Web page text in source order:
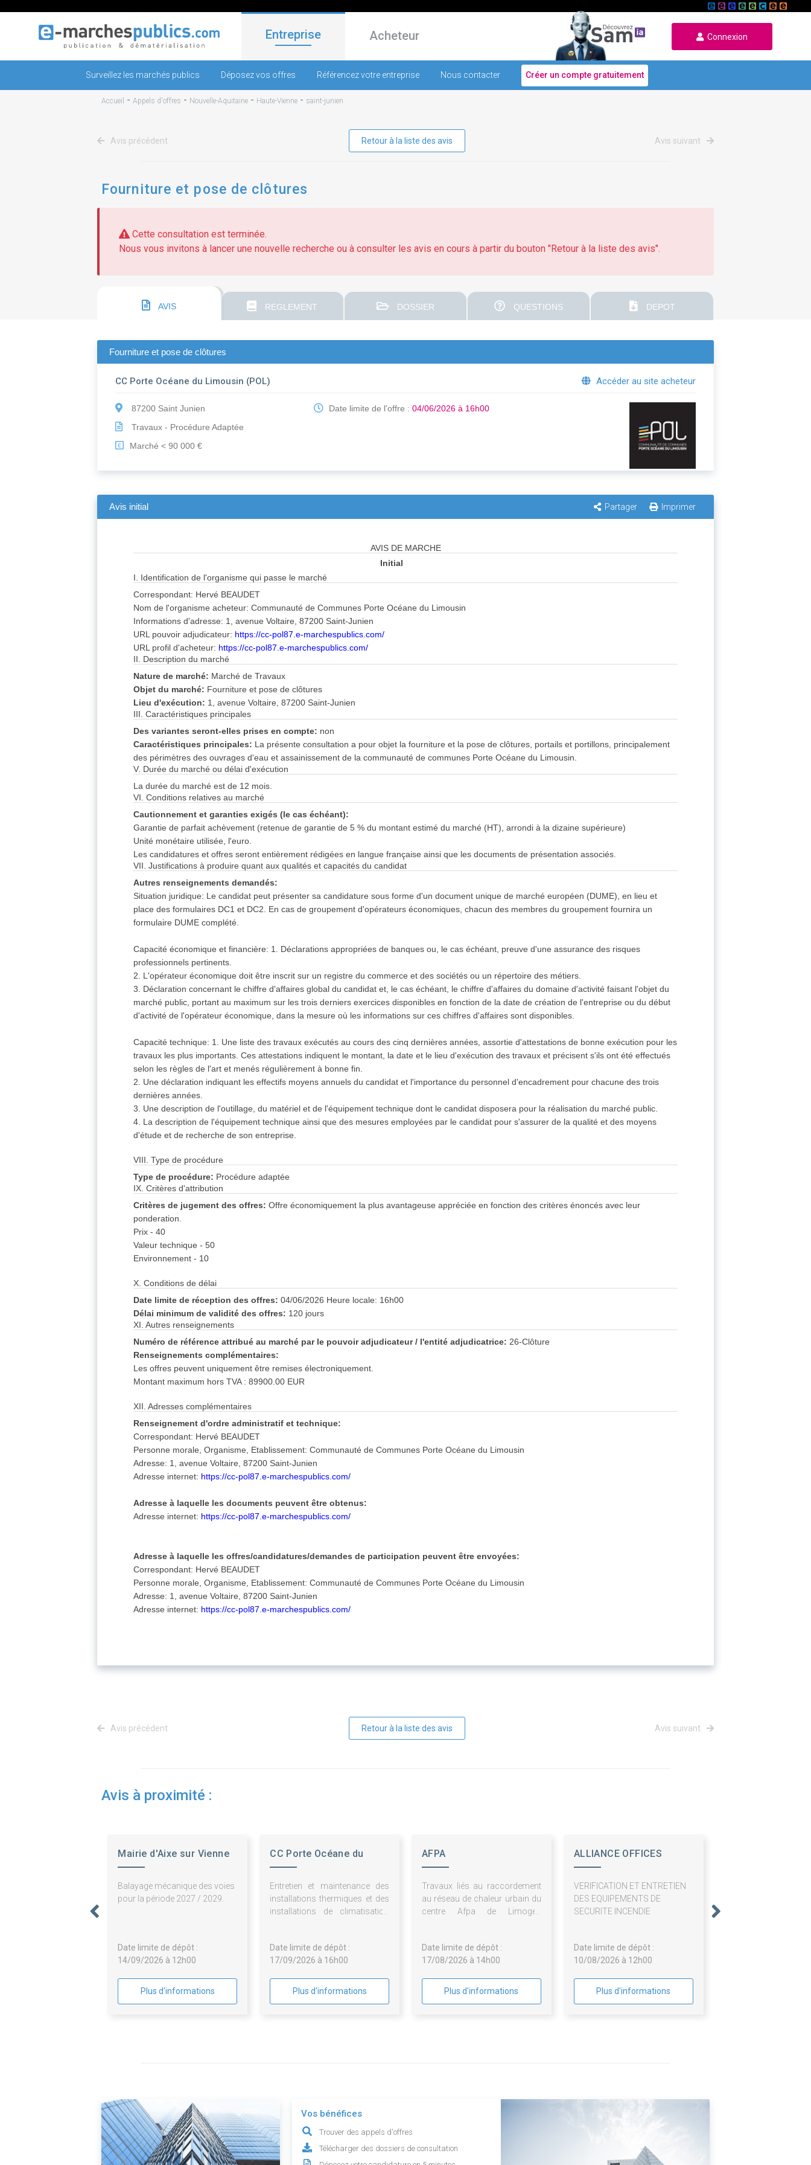
Entreprise Acheteur Connexion
Surveillez les marchés publics Déposez vos offres Référencez votre entreprise Nous contacter Créer un compte gratuitement
Accueil - Appels d'offres - Nouvelle-Aquitaine - Haute-Vienne - saint-junien
Avis précédent Retour à la liste des avis Avis suivant
Fourniture et pose de clôtures
Cette consultation est terminée.
Nous vous invitons à lancer une nouvelle recherche ou à consulter les avis en cours à partir du bouton "Retour à la liste des avis".
AVIS REGLEMENT DOSSIER QUESTIONS DEPOT
Fourniture et pose de clôtures
CC Porte Océane du Limousin (POL) Accéder au site acheteur
87200 Saint Junien
Travaux - Procédure Adaptée
€ Marché < 90 000 €
Date limite de l'offre :04/06/2026 à 16h00
Avis initial Partager Imprimer
AVIS DE MARCHE
Initial
I. Identification de l'organisme qui passe le marché
Correspondant: Hervé BEAUDET
Nom de l'organisme acheteur: Communauté de Communes Porte Océane du Limousin
Informations d'adresse: 1, avenue Voltaire, 87200 Saint-Junien
URL pouvoir adjudicateur: https://cc-pol87.e-marchespublics.com/
URL profil d'acheteur: https://cc-pol87.e-marchespublics.com/
II. Description du marché
Nature de marché: Marché de Travaux
Objet du marché: Fourniture et pose de clôtures
Lieu d'exécution: 1, avenue Voltaire, 87200 Saint-Junien
III. Caractéristiques principales
Des variantes seront-elles prises en compte: non
Caractéristiques principales: La présente consultation a pour objet la fourniture et la pose de clôtures, portails et portillons, principalement
des périmètres des ouvrages d'eau et assainissement de la communauté de communes Porte Océane du Limousin.
V. Durée du marché ou délai d'exécution
La durée du marché est de 12 mois.
VI. Conditions relatives au marché
Cautionnement et garanties exigés (le cas échéant):
Garantie de parfait achèvement (retenue de garantie de 5 % du montant estimé du marché (HT), arrondi à la dizaine supérieure)
Unité monétaire utilisée, l'euro.
Les candidatures et offres seront entièrement rédigées en langue française ainsi que les documents de présentation associés.
VII. Justifications à produire quant aux qualités et capacités du candidat
Autres renseignements demandés:
Situation juridique: Le candidat peut présenter sa candidature sous forme d'un document unique de marché européen (DUME), en lieu et
place des formulaires DC1 et DC2. En cas de groupement d'opérateurs économiques, chacun des membres du groupement fournira un
formulaire DUME complété.
Capacité économique et financière: 1. Déclarations appropriées de banques ou, le cas échéant, preuve d'une assurance des risques
professionnels pertinents.
2. L'opérateur économique doit être inscrit sur un registre du commerce et des sociétés ou un répertoire des métiers.
3. Déclaration concernant le chiffre d'affaires global du candidat et, le cas échéant, le chiffre d'affaires du domaine d'activité faisant l'objet du
marché public, portant au maximum sur les trois derniers exercices disponibles en fonction de la date de création de l'entreprise ou du début
d'activité de l'opérateur économique, dans la mesure où les informations sur ces chiffres d'affaires sont disponibles.
Capacité technique: 1. Une liste des travaux exécutés au cours des cinq dernières années, assortie d'attestations de bonne exécution pour les
travaux les plus importants. Ces attestations indiquent le montant, la date et le lieu d'exécution des travaux et précisent s'ils ont été effectués
selon les règles de l'art et menés régulièrement à bonne fin.
2. Une déclaration indiquant les effectifs moyens annuels du candidat et l'importance du personnel d'encadrement pour chacune des trois
dernières années.
3. Une description de l'outillage, du matériel et de l'équipement technique dont le candidat disposera pour la réalisation du marché public.
4. La description de l'équipement technique ainsi que des mesures employées par le candidat pour s'assurer de la qualité et des moyens
d'étude et de recherche de son entreprise.
VIII. Type de procédure
Type de procédure: Procédure adaptée
IX. Critères d'attribution
Critères de jugement des offres:Offre économiquement la plus avantageuse appréciée en fonction des critères énoncés avec leur
ponderation.
Prix - 40
Valeur technique - 50
Environnement - 10
X. Conditions de délai
Date limite de réception des offres:04/06/2026 Heure locale: 16h00
Délai minimum de validité des offres: 120 jours
XI. Autres renseignements
Numéro de référence attribué au marché par le pouvoir adjudicateur / l'entité adjudicatrice:26-Clôture
Renseignements complémentaires:
Les offres peuvent uniquement être remises électroniquement.
Montant maximum hors TVA : 89900.00 EUR
XII. Adresses complémentaires
Renseignement d'ordre administratif et technique:
Correspondant: Hervé BEAUDET
Personne morale, Organisme, Etablissement: Communauté de Communes Porte Océane du Limousin
Adresse: 1, avenue Voltaire, 87200 Saint-Junien
Adresse internet: https://cc-pol87.e-marchespublics.com/
Adresse à laquelle les documents peuvent être obtenus:
Adresse internet: https://cc-pol87.e-marchespublics.com/
Adresse à laquelle les offres/candidatures/demandes de participation peuvent être envoyées:
Correspondant: Hervé BEAUDET
Personne morale, Organisme, Etablissement: Communauté de Communes Porte Océane du Limousin
Adresse: 1, avenue Voltaire, 87200 Saint-Junien
Adresse internet: https://cc-pol87.e-marchespublics.com/
Avis précédent Retour à la liste des avis Avis suivant
Avis à proximité :
Mairie d'Aixe sur Vienne
Balayage mécanique des voies
pour la période 2027 / 2029.
Date limite de dépôt :
14/09/2026 à 12h00
Plus d'informations
CC Porte Océane du
Entretien et maintenance des
installations thermiques et des
installations de climatisation
Date limite de dépôt :
17/09/2026 à 16h00
Plus d'informations
AFPA
Travaux liés au raccordement
au réseau de chaleur urbain du
centre Afpa de Limoges
Date limite de dépôt :
17/08/2026 à 14h00
Plus d'informations
ALLIANCE OFFICES
VERIFICATION ET ENTRETIEN
DES EQUIPEMENTS DE
SECURITE INCENDIE
Date limite de dépôt :
10/08/2026 à 12h00
Plus d'informations
Vos bénéfices
Trouver des appels d'offres
Télécharger des dossiers de consultation